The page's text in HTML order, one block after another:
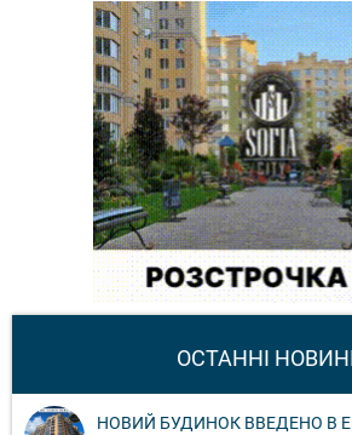
ОСТАННІ
НОВИЙ БУДИНОК ВВЕДЕНО В